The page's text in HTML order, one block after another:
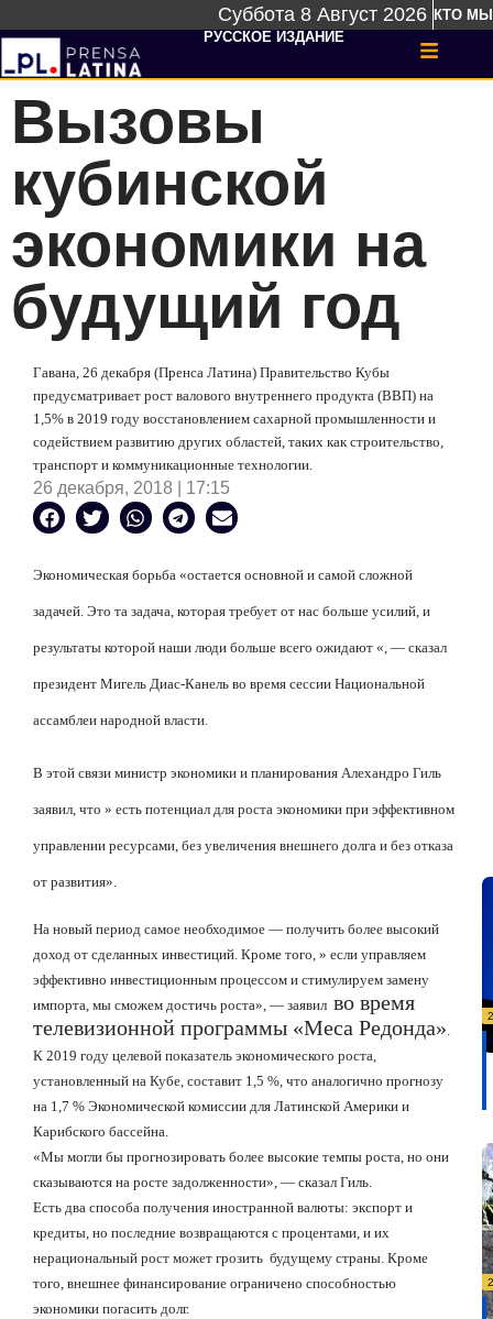
Суббота 8 Август 2026 КТО МЫ
РУССКОЕ ИЗДАНИЕ
Вызовы
кубинской
экономики на
будущий год
Гавана, 26 декабря (Пренса Латина) Правительство Кубы
предусматривает рост валового внутреннего продукта (ВВП) на
1,5% в 2019 году восстановлением сахарной промышленности и
содействием развитию других областей, таких как строительство,
транспорт и коммуникационные технологии.
26 декабря, 2018 | 17:15
Экономическая борьба «остается основной и самой сложной
задачей. Это та задача, которая требует от нас больше усилий, и
результаты которой наши люди больше всего ожидают «, — сказал
президент Мигель Диас-Канель во время сессии Национальной
ассамблеи народной власти.
В этой связи министр экономики и планирования Алехандро Гиль
заявил, что » есть потенциал для роста экономики при эффективном
управлении ресурсами, без увеличения внешнего долга и без отказа
от развития».
На новый период самое необходимое — получить более высокий
доход от сделанных инвестиций. Кроме того, » если управляем
эффективно инвестиционным процессом и стимулируем замену
импорта, мы сможем достичь роста», — заявил во время
телевизионной программы «Меса Редонда».
К 2019 году целевой показатель экономического роста,
установленный на Кубе, составит 1,5 %, что аналогично прогнозу
на 1,7 % Экономической комиссии для Латинской Америки и
Карибского бассейна.
«Мы могли бы прогнозировать более высокие темпы роста, но они
сказываются на росте задолженности», — сказал Гиль.
Есть два способа получения иностранной валюты: экспорт и
кредиты, но последние возвращаются с процентами, и их
нерациональный рост может грозить будущему страны. Кроме
того, внешнее финансирование ограничено способностью
экономики погасить долг.